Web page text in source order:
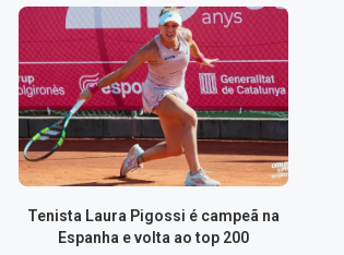
Tenista Laura Pigossi é campeã na
Espanha e volta ao top 200